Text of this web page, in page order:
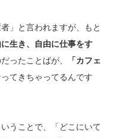
」と言われますが、もと
生き、自由に仕事をす
ったことばが、
「カフェ
てきちゃってるんです
うことで、「どこにいて